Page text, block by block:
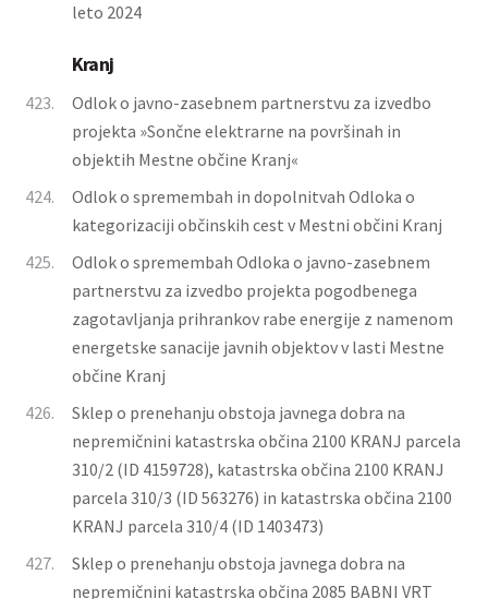
leto 2024
Kranj
423.
Odlok o javno-zasebnem partnerstvu za izvedbo
projekta »Sončne elektrarne na površinah in
objektih Mestne občine Kranj«
424.
Odlok o spremembah in dopolnitvah Odloka o
kategorizaciji občinskih cest v Mestni občini Kranj
425.
Odlok o spremembah Odloka o javno-zasebnem
partnerstvu za izvedbo projekta pogodbenega
zagotavljanja prihrankov rabe energije z namenom
energetske sanacije javnih objektov v lasti Mestne
občine Kranj
426.
Sklep o prenehanju obstoja javnega dobra na
nepremičnini katastrska občina 2100 KRANJ parcela
310/2 (ID 4159728), katastrska občina 2100 KRANJ
parcela 310/3 (ID 563276) in katastrska občina 2100
KRANJ parcela 310/4 (ID 1403473)
427.
Sklep o prenehanju obstoja javnega dobra na
nepremičnini katastrska občina 2085 BABNI VRT